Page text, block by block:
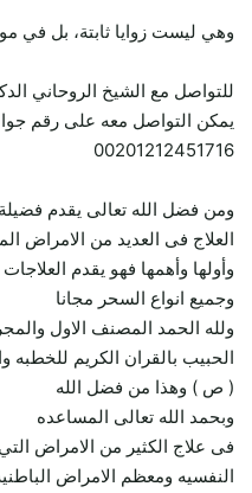
وهي ليست زوايا ثابتة، بل في
للتواصل مع الشيخ الروحاني
يمكن التواصل معه على رقم
00201212451716
ومن فضل الله تعالى يقدم
العلاج فى العديد من الامراض
وأولها وأهمها فهو يقدم
وجميع انواع السحر مجانا
ولله الحمد المصنف الاول
الحبيب بالقران الكريم للخطبه
( ص ) وهذا من فضل الله
وبحمد الله تعالى المساعده
فى علاج الكثير من الامراض
النفسيه ومعظم الامراض